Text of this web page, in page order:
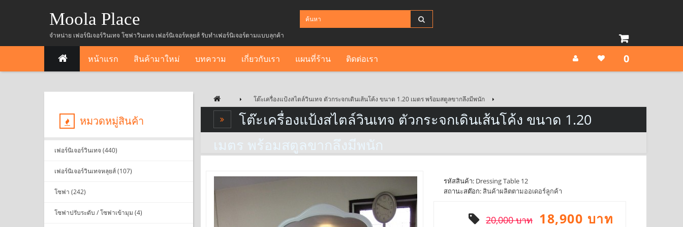
Moola Place
จำหน่าย เฟอร์นิเจอร์วินเทจ โซฟาวินเทจ เฟอร์นิเจอร์หลุยส์ รับทำเฟอร์นิเจอร์ตามแบบลุกค้า
หน้าแรก สินค้ามาใหม่ บทความ เกี่ยวกับเรา แผนที่ร้าน ติดต่อเรา 0
โต๊ะเครื่องแป้งสไตล์วินเทจ ตัวกระจกเดินเส้นโค้ง ขนาด 1.20 เมตร พร้อมสตูลขากลึงมีพนัก
หมวดหมู่สินค้า
เฟอร์นิเจอร์วินเทจ (440)
เฟอร์นิเจอร์วินเทจหลุยส์ (107)
โซฟา (242)
โซฟาปรับระดับ / โซฟาเข้ามุม (4)
โต๊ะเครื่องแป้งสไตล์วินเทจ ตัวกระจกเดินเส้นโค้ง ขนาด 1.20
เมตร พร้อมสตูลขากลึงมีพนัก
รหัสสินค้า: Dressing Table 12
สถานะสต๊อก: สินค้าผลิตตามออเดอร์ลูกค้า
20,000 บาท 18,900 บาท